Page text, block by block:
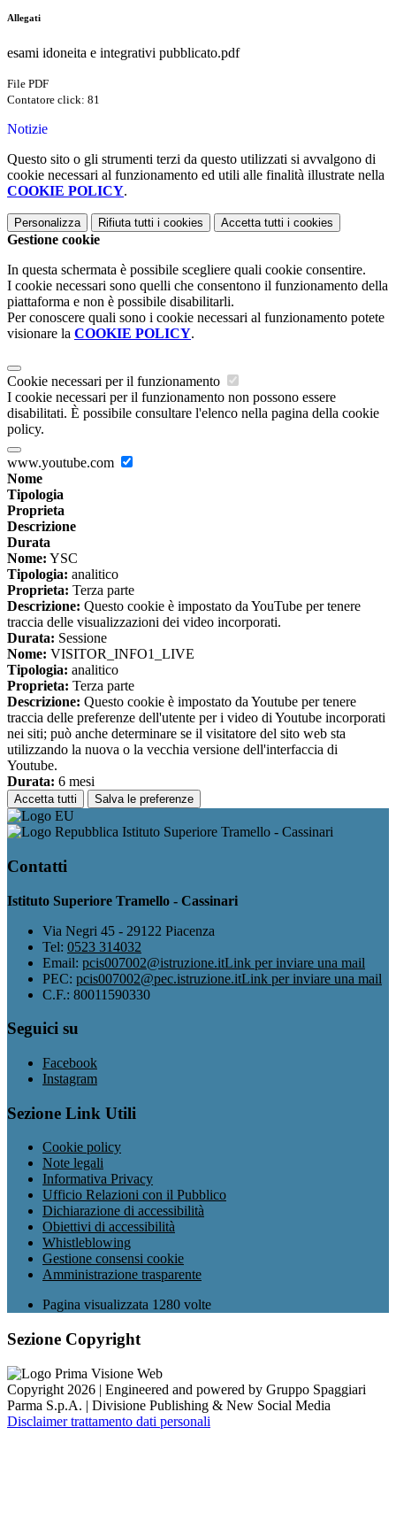
Allegati
esami idoneita e integrativi pubblicato.pdf
File PDF
Contatore click: 81
Notizie
Questo sito o gli strumenti terzi da questo utilizzati si avvalgono di
cookie necessari al funzionamento ed utili alle finalità illustrate nella
COOKIE POLICY.
Personalizza Rifiuta tutti i cookies Accetta tutti i cookies
Gestione cookie
In questa schermata è possibile scegliere quali cookie consentire.
I cookie necessari sono quelli che consentono il funzionamento della
piattaforma e non è possibile disabilitarli.
Per conoscere quali sono i cookie necessari al funzionamento potete
visionare la COOKIE POLICY.
Cookie necessari per il funzionamento
I cookie necessari per il funzionamento non possono essere
disabilitati. È possibile consultare l'elenco nella pagina della cookie
policy.
www.youtube.com
Nome
Tipologia
Proprieta
Descrizione
Durata
Nome: YSC
Tipologia: analitico
Proprieta: Terza parte
Descrizione: Questo cookie è impostato da YouTube per tenere
traccia delle visualizzazioni dei video incorporati.
Durata: Sessione
Nome: VISITOR_INFO1_LIVE
Tipologia: analitico
Proprieta: Terza parte
Descrizione: Questo cookie è impostato da Youtube per tenere
traccia delle preferenze dell'utente per i video di Youtube incorporati
nei siti; può anche determinare se il visitatore del sito web sta
utilizzando la nuova o la vecchia versione dell'interfaccia di
Youtube.
Durata: 6 mesi
Accetta tutti Salva le preferenze
Istituto Superiore Tramello - Cassinari
Contatti
Istituto Superiore Tramello - Cassinari
Via Negri 45 - 29122 Piacenza
Tel: 0523 314032
Email: pcis007002@istruzione.itLink per inviare una mail
PEC: pcis007002@pec.istruzione.itLink per inviare una mail
C.F.: 80011590330
Seguici su
Facebook
Instagram
Sezione Link Utili
Cookie policy
Note legali
Informativa Privacy
Ufficio Relazioni con il Pubblico
Dichiarazione di accessibilità
Obiettivi di accessibilità
Whistleblowing
Gestione consensi cookie
Amministrazione trasparente
Pagina visualizzata 1280 volte
Sezione Copyright
Copyright 2026 | Engineered and powered by Gruppo Spaggiari
Parma S.p.A. | Divisione Publishing & New Social Media
Disclaimer trattamento dati personali